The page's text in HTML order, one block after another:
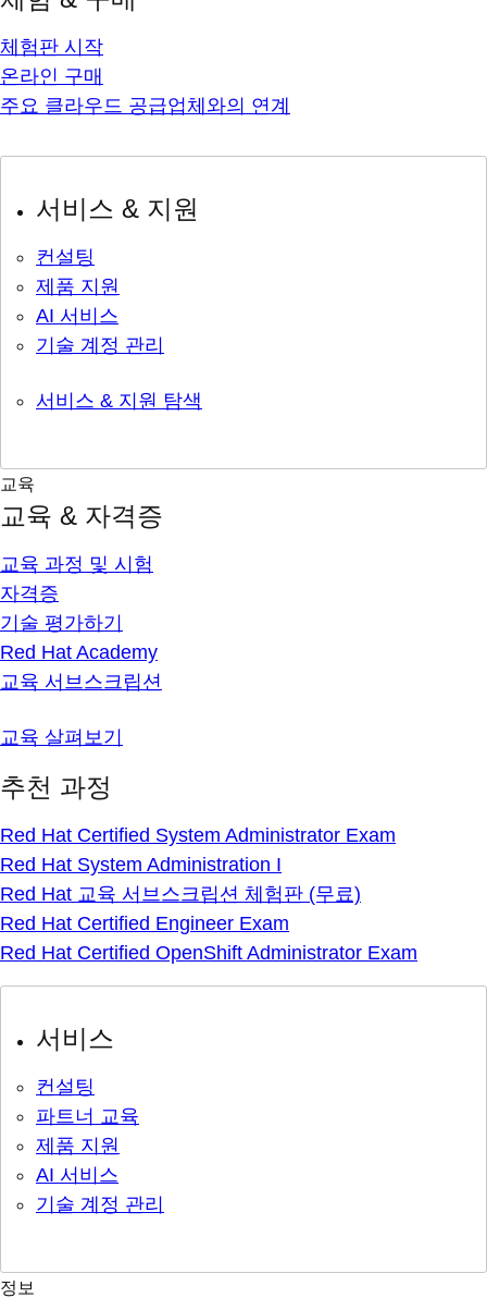
체험판 시작
온라인 구매
주요 클라우드 공급업체와의 연계
서비스 & 지원
컨설팅
제품 지원
AI 서비스
기술 계정 관리
서비스 & 지원 탐색
교육
교육 & 자격증
교육 과정 및 시험
자격증
기술 평가하기
Red Hat Academy
교육 서브스크립션
교육 살펴보기
추천 과정
Red Hat Certified System Administrator Exam
Red Hat System Administration I
Red Hat 교육 서브스크립션 체험판 (무료)
Red Hat Certified Engineer Exam
Red Hat Certified OpenShift Administrator Exam
서비스
컨설팅
파트너 교육
제품 지원
AI 서비스
기술 계정 관리
정보